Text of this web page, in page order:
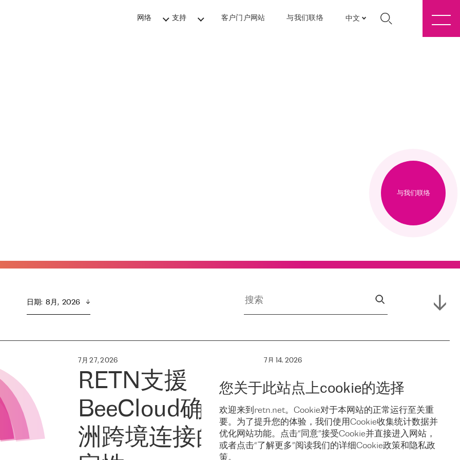
网络 支持 客户门户网站 与我们联络 中文
您关于此站点上cookie的选择
欢迎来到retn.net。Cookie对于本网站的正常运行至关重
要。为了提升您的体验，我们使用Cookie收集统计数据并
优化网站功能。点击“同意”接受Cookie并直接进入网站，
或者点击“了解更多”阅读我们的详细Cookie政策和隐私政
策。
与我们联络
日期: 8月,  2026
7月 27, 2026
RETN支援
BeeCloud确保亚
洲跨境连接的稳
7月 14, 2026
RETN 支援
Campus,
Hofnetz &